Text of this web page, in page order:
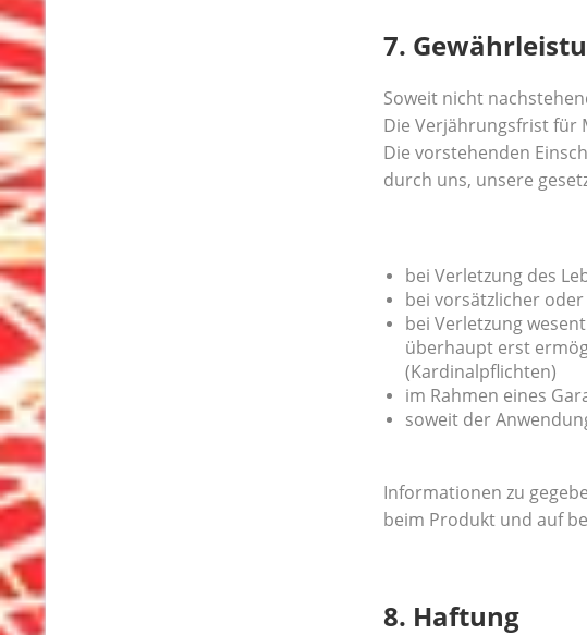
7.
Soweit nicht
Die Verjährungsfrist für
Die vorstehenden
durch uns, unsere
bei Verletzung des
bei vorsätzlicher
bei Verletzung
überhaupt erst
(Kardinalpflichten)
im Rahmen eines
soweit der
Informationen zu
beim Produkt und auf
8. Haftung